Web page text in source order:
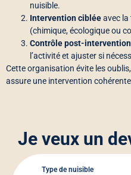
nuisible.
Intervention cibléeavec la
(chimique, écologique ou
Contrôle post-intervention
l’activité et ajuster si
Cette organisation évite les
assure une intervention
Je veux un
Type de nuisible